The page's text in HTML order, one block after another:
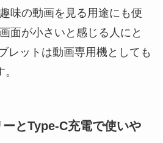
味の動画を見る用途にも便
面が小さいと感じる人にと
レットは動画専用機としても
とType-C充電で使いや